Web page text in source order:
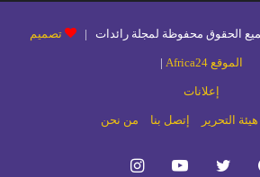
تصميم
الموقع Africa24 |
إعلانات
هيئة التحرير إتصل بنا من نحن
فيسبوك تويتر يوتيوبانستقرام